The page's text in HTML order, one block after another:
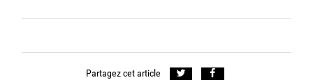
Partagez cet article